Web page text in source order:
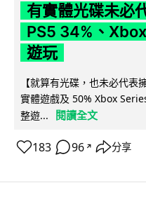
有實體光碟未必
PS5 34%、
遊玩
【就算有光碟，也未必代表
實體遊戲及 50% Xbox
整遊...
閱讀全文
183 96 ↗ 分享